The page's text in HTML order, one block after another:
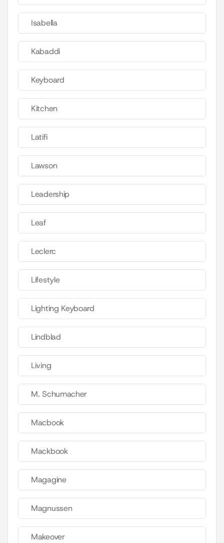
Isabella
Kabaddi
Keyboard
Kitchen
Latifi
Lawson
Leadership
Leaf
Leclerc
Lifestyle
Lighting Keyboard
Lindblad
Living
M. Schumacher
Macbook
Mackbook
Magagine
Magnussen
Makeover